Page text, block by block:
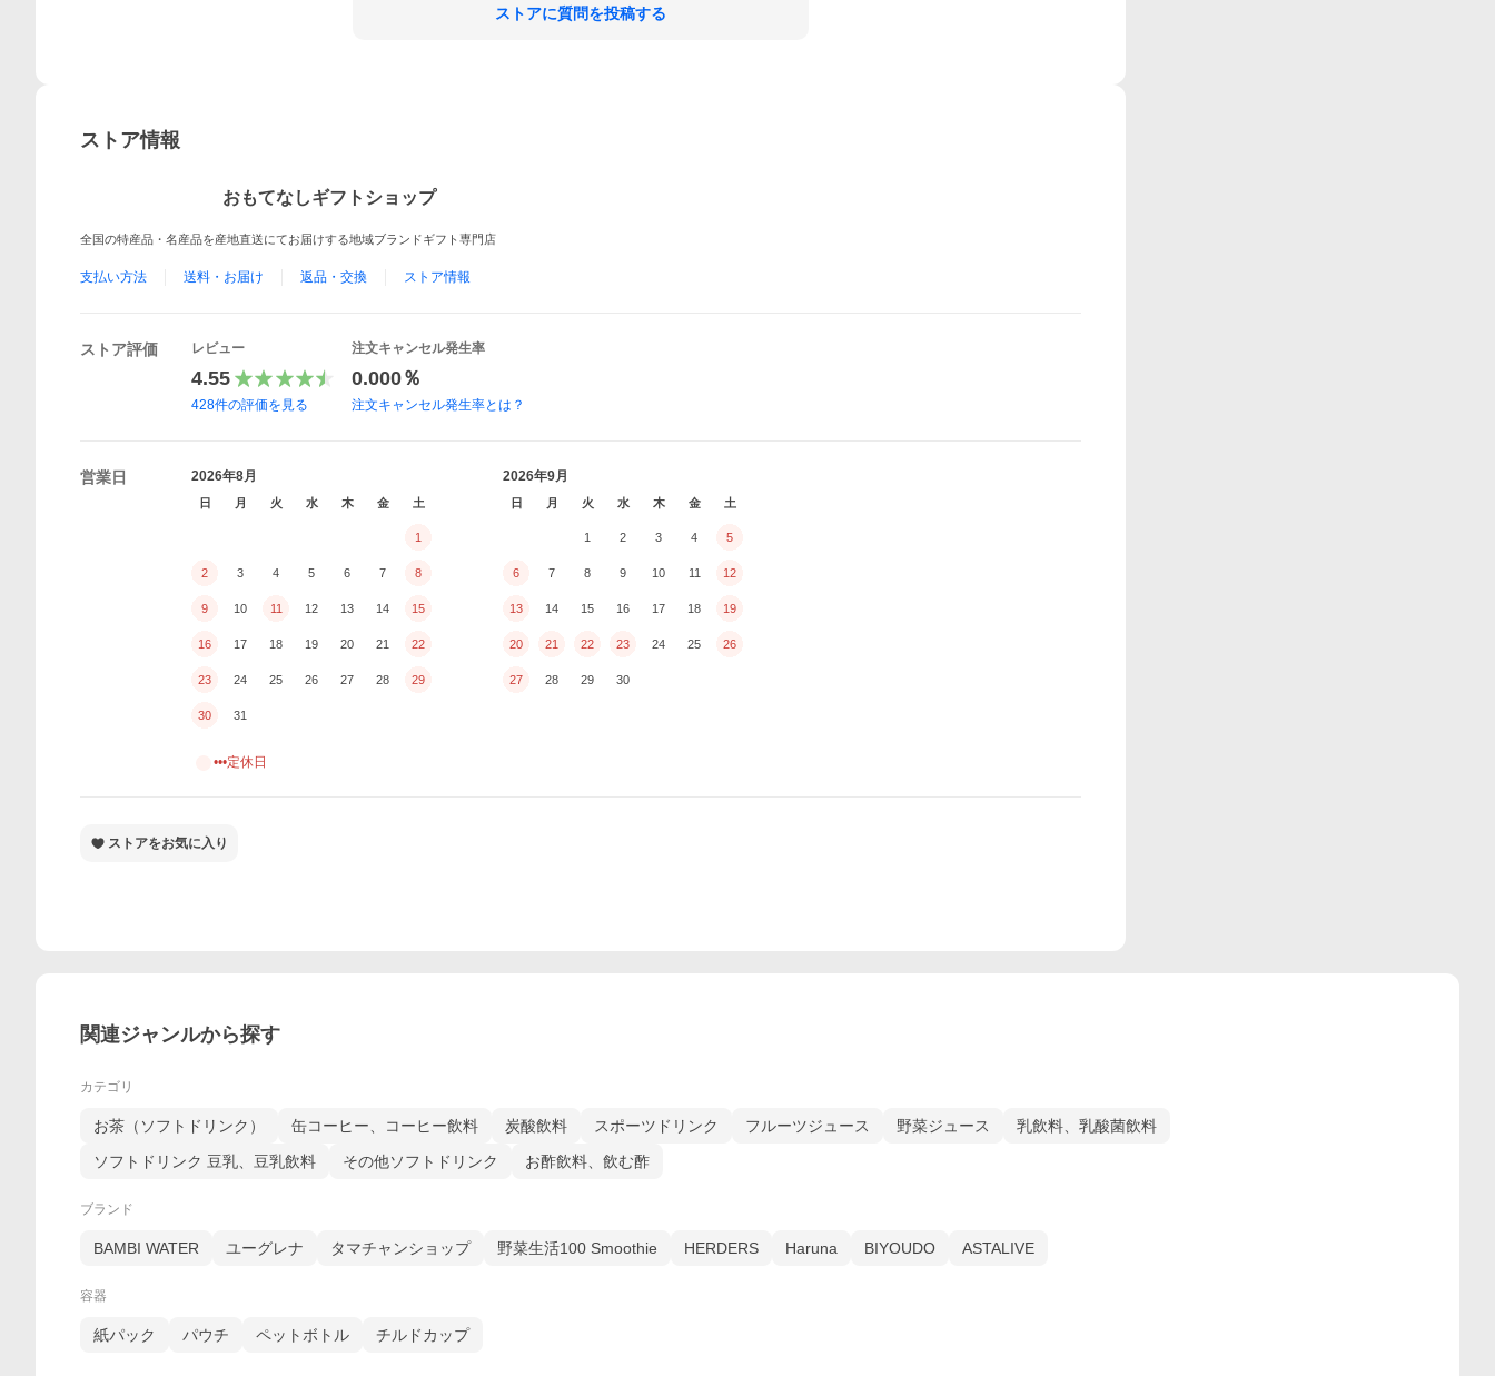
ストアに質問を投稿する
ストア情報
おもてなしギフトショップ
全国の特産品・名産品を産地直送にてお届けする地域ブランドギフト専門店
支払い方法 送料・お届け 返品・交換 ストア情報
ストア評価 レビュー
4.55
428件の評価を見る
注文キャンセル発生率
0.000％
注文キャンセル発生率とは？
営業日 2026年8月
日 月 火 水 木 金 土
1
2 3 4 5 6 7 8
9 10 11 12 13 14 15
16 17 18 19 20 21 22
23 24 25 26 27 28 29
30 31
2026年9月
日 月 火 水 木 金 土
1 2 3 4 5
6 7 8 9 10 11 12
13 14 15 16 17 18 19
20 21 22 23 24 25 26
27 28 29 30
•••定休日
ストアをお気に入り
関連ジャンルから探す
カテゴリ
お茶（ソフトドリンク） 缶コーヒー、コーヒー飲料 炭酸飲料 スポーツドリンク フルーツジュース 野菜ジュース
乳飲料、乳酸菌飲料
ソフトドリンク 豆乳、豆乳飲料
その他ソフトドリンク お酢飲料、飲む酢
ブランド
BAMBI WATER ユーグレナ タマチャンショップ 野菜生活100 Smoothie HERDERS Haruna BIYOUDO ASTALIVE
容器
紙パック パウチ ペットボトル チルドカップ